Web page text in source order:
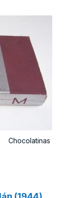
Chocolatinas